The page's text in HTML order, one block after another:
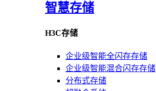
智慧存储
H3C存储
企业级智能全闪存存储
企业级智能混合闪存存储
分布式存储